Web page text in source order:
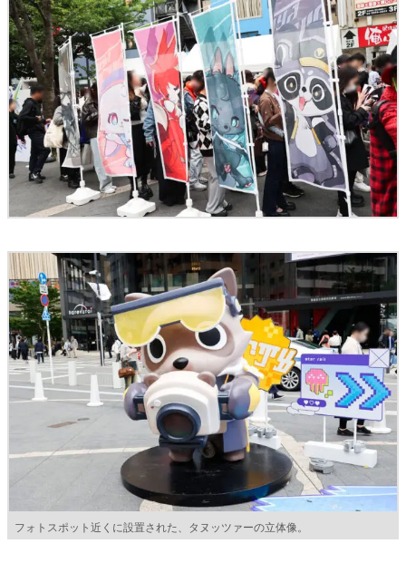
フォトスポット近くに設置された、タヌッツァーの立体像。